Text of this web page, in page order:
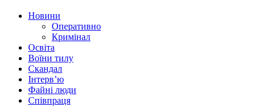
Новини
Оперативно
Кримінал
Освіта
Воїни тилу
Скандал
Інтерв’ю
Файні люди
Співпраця